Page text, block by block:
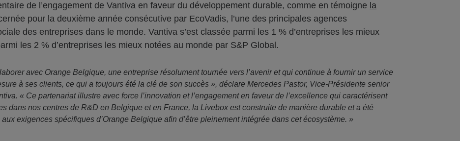
de l’engagement de Vantiva en faveur du développement durable, comme en témoigne la
pour la deuxième année consécutive par EcoVadis, l’une des principales agences
des entreprises dans le monde. Vantiva s’est classée parmi les 1 % d’entreprises les mieux
les 2 % d’entreprises les mieux notées au monde par S&P Global.
avec Orange Belgique, une entreprise résolument tournée vers l’avenir et qui continue à fournir un service
à ses clients, ce qui a toujours été la clé de son succès », déclare Mercedes Pastor, Vice-Présidente senior
« Ce partenariat illustre avec force l’innovation et l’engagement en faveur de l’excellence qui caractérisent
dans nos centres de R&D en Belgique et en France, la Livebox est construite de manière durable et a été
exigences spécifiques d’Orange Belgique afin d’être pleinement intégrée dans cet écosystème. »